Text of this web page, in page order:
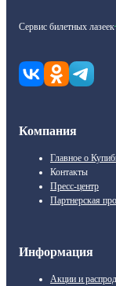
Сервис билетных лазеек
Компания
Главное о
Контакты
Пресс-центр
Партнерская
Информация
Акции и